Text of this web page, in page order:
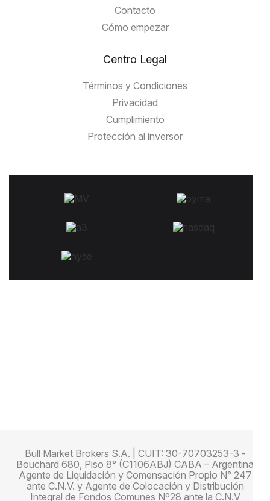
Contacto
Cómo empezar
Centro Legal
Términos y Condiciones
Privacidad
Cumplimiento
Protección al inversor
Bull Market Brokers S.A. | CUIT: 30-70703253-3 -
Bouchard 680, Piso 8° (C1106ABJ) CABA – Argentina
Agente de Liquidación y Comensación Propio N° 247
ante C.N.V. y Agente de Colocación y Distribución
Integral de Fondos Comunes Nº28 ante la C.N.V